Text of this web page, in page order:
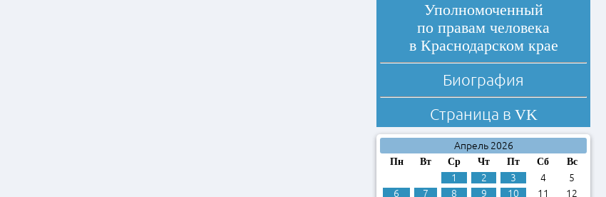
Уполномоченный
по правам человека
в Краснодарском крае
Биография
Страница в VK
Апрель 2026
Пн Вт Ср Чт Пт Сб Вс
1 2 3 4
5
6
7 8 9 10 11 12